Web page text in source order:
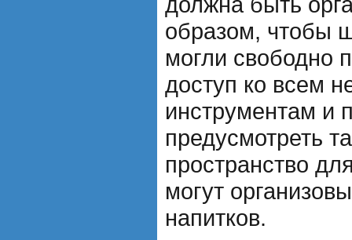
образом, чтобы
могли свободно
доступ ко всем
инструментам и
предусмотреть
пространство
могут
напитков.